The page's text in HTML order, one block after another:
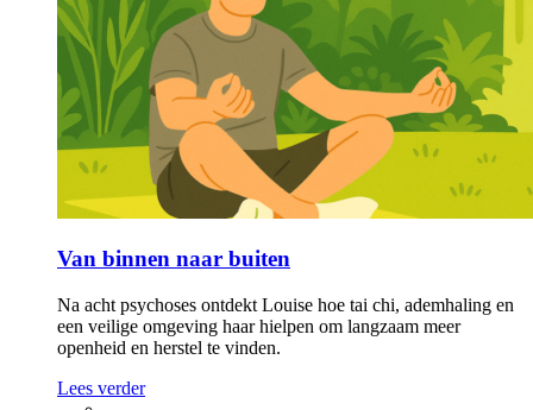
Van binnen naar buiten
Na acht psychoses ontdekt Louise hoe tai chi, ademhaling en
een veilige omgeving haar hielpen om langzaam meer
openheid en herstel te vinden.
Lees verder